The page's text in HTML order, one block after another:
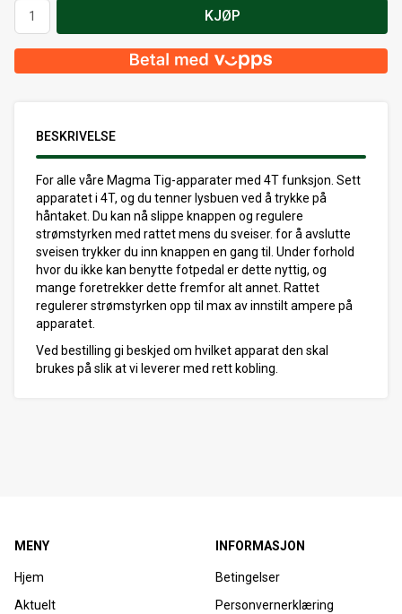
KJØP
BESKRIVELSE
For alle våre Magma Tig-apparater med 4T funksjon. Sett
apparatet i 4T, og du tenner lysbuen ved å trykke på
håntaket. Du kan nå slippe knappen og regulere
strømstyrken med rattet mens du sveiser. for å avslutte
sveisen trykker du inn knappen en gang til. Under forhold
hvor du ikke kan benytte fotpedal er dette nyttig, og
mange foretrekker dette fremfor alt annet. Rattet
regulerer strømstyrken opp til max av innstilt ampere på
apparatet.
Ved bestilling gi beskjed om hvilket apparat den skal
brukes på slik at vi leverer med rett kobling.
MENY
Hjem
Aktuelt
INFORMASJON
Betingelser
Personvernerklæring